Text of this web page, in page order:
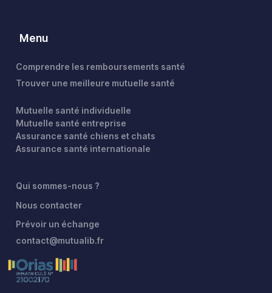
Menu
Comprendre les remboursements santé
Trouver une meilleure mutuelle santé
Mutuelle santé individuelle
Mutuelle santé entreprise
Assurance santé chiens et chats
Assurance santé internationale
Qui sommes-nous ?
Nous contacter
Prévoir un échange
contact@mutualib.fr